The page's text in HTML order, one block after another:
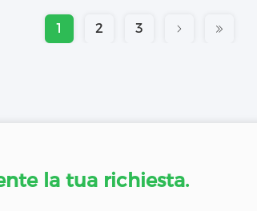
1 2 3
la tua richiesta.